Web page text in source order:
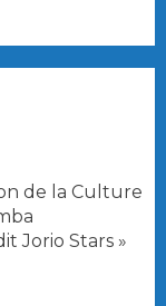
de la Culture
Jorio Stars »